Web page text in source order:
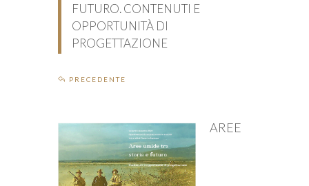
FUTURO. CONTENUTI E
OPPORTUNITÀ DI
PROGETTAZIONE
PRECEDENTE
AREE